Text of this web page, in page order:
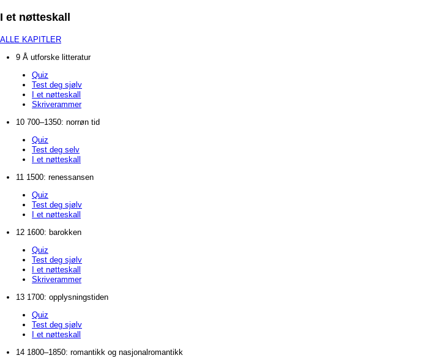
I et nøtteskall
ALLE KAPITLER
9 Å utforske litteratur
Quiz
Test deg sjølv
I et nøtteskall
Skriverammer
10 700–1350: norrøn tid
Quiz
Test deg selv
I et nøtteskall
11 1500: renessansen
Quiz
Test deg sjølv
I et nøtteskall
12 1600: barokken
Quiz
Test deg sjølv
I et nøtteskall
Skriverammer
13 1700: opplysningstiden
Quiz
Test deg sjølv
I et nøtteskall
14 1800–1850: romantikk og nasjonalromantikk